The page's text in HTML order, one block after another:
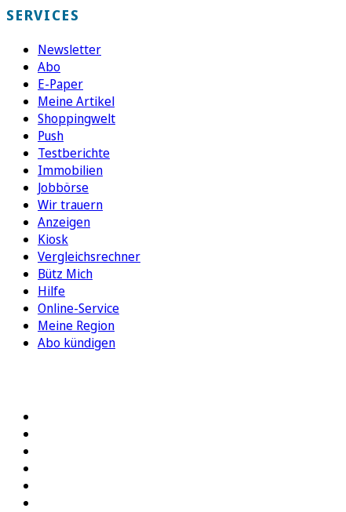
SERVICES
Newsletter
Abo
E-Paper
Meine Artikel
Shoppingwelt
Push
Testberichte
Immobilien
Jobbörse
Wir trauern
Anzeigen
Kiosk
Vergleichsrechner
Bütz Mich
Hilfe
Online-Service
Meine Region
Abo kündigen